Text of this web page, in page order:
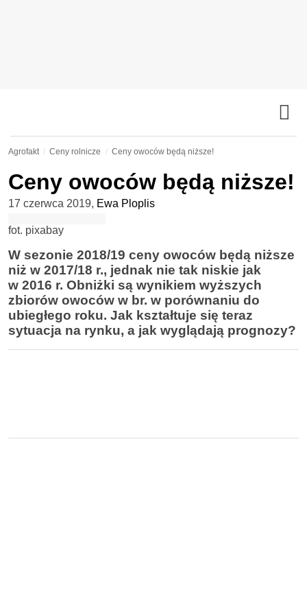
Agrofakt Ceny rolnicze Ceny owoców będą niższe!
Ceny owoców będą niższe!
17 czerwca 2019, Ewa Ploplis
fot. pixabay
W sezonie 2018/19 ceny owoców będą niższe
niż w 2017/18 r., jednak nie tak niskie jak
w 2016 r. Obniżki są wynikiem wyższych
zbiorów owoców w br. w porównaniu do
ubiegłego roku. Jak kształtuje się teraz
sytuacja na rynku, a jak wyglądają prognozy?